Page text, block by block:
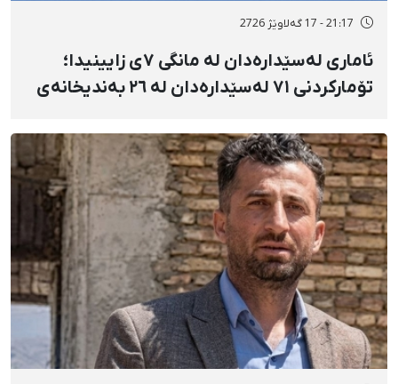
21:17 - 17 گەلاوێژ 2726
ئاماری لەسێدارەدان لە مانگی ٧ی زایینیدا؛
تۆمارکردنی ٧١ لەسێدارەدان لە ٢٦ بەندیخانەی
شوێنی نادیار و لەبەر چاوی خەڵکەوە